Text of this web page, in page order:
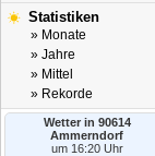
Statistiken
» Monate
» Jahre
» Mittel
» Rekorde
Wetter in 90614
Ammerndorf
um 16:20 Uhr